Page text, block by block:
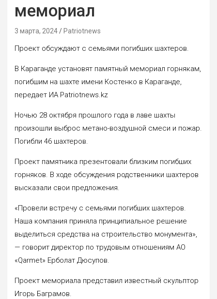
мемориал
3 марта, 2024 Patriotnews
Проект обсуждают с семьями погибших шахтеров.
В Караганде установят памятный мемориал горнякам,
погибшим на шахте имени Костенко в Караганде,
передает ИА Patriotnews.kz
Ночью 28 октября прошлого года в лаве шахты
произошли выброс метано-воздушной смеси и пожар.
Погибли 46 шахтеров.
Проект памятника презентовали близким погибших
горняков. В ходе обсуждения родственники шахтеров
высказали свои предложения.
«Провели встречу с семьями погибших шахтеров.
Наша компания приняла принципиальное решение
выделиться средства на строительство монумента»,
— говорит директор по трудовым отношениям АО
«Qarmet» Ерболат Дюсупов.
Проект мемориала представил известный скульптор
Игорь Баграмов.